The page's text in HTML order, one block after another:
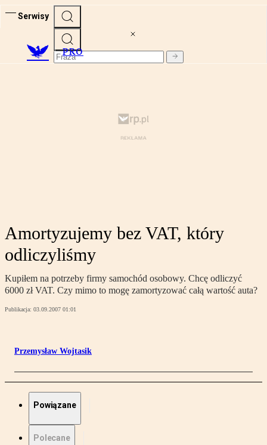
Serwisy
PRO
Amortyzujemy bez VAT, który
odliczyliśmy
Kupiłem na potrzeby firmy samochód osobowy. Chcę odliczyć
6000 zł VAT. Czy mimo to mogę zamortyzować całą wartość auta?
Publikacja: 03.09.2007 01:01
Przemysław Wojtasik
Powiązane
Polecane